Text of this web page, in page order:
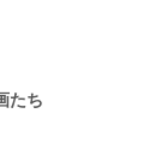
たち